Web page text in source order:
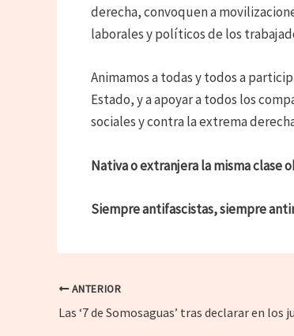
derecha, convoquen a
laborales y políticos de los
Animamos a todas y todos a
Estado, y a apoyar a todos los
sociales y contra la extrema
Nativa o extranjera la misma clase
Siempre antifascistas, siempre
ANTERIOR